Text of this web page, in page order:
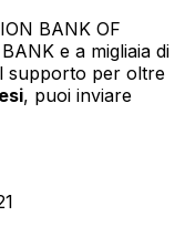
BANK OF
e a migliaia di
supporto per oltre
, puoi inviare